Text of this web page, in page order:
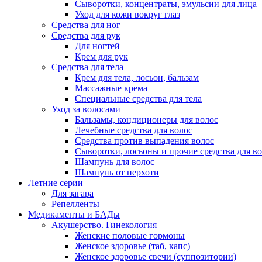
Сыворотки, концентраты, эмульсии для лица
Уход для кожи вокруг глаз
Средства для ног
Средства для рук
Для ногтей
Крем для рук
Средства для тела
Крем для тела, лосьон, бальзам
Массажные крема
Специальные средства для тела
Уход за волосами
Бальзамы, кондиционеры для волос
Лечебные средства для волос
Средства против выпадения волос
Сыворотки, лосьоны и прочие средства для
Шампунь для волос
Шампунь от перхоти
Летние серии
Для загара
Репелленты
Медикаменты и БАДы
Акушерство. Гинекология
Женские половые гормоны
Женское здоровье (таб, капс)
Женское здоровье свечи (суппозитории)